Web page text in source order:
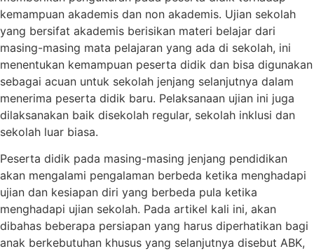
kemampuan akademis dan non akademis. Ujian sekolah
yang bersifat akademis berisikan materi belajar dari
masing-masing mata pelajaran yang ada di sekolah, ini
menentukan kemampuan peserta didik dan bisa digunakan
sebagai acuan untuk sekolah jenjang selanjutnya dalam
menerima peserta didik baru. Pelaksanaan ujian ini juga
dilaksanakan baik disekolah regular, sekolah inklusi dan
sekolah luar biasa.
Peserta didik pada masing-masing jenjang pendidikan
akan mengalami pengalaman berbeda ketika menghadapi
ujian dan kesiapan diri yang berbeda pula ketika
menghadapi ujian sekolah. Pada artikel kali ini, akan
dibahas beberapa persiapan yang harus diperhatikan bagi
anak berkebutuhan khusus yang selanjutnya disebut ABK,